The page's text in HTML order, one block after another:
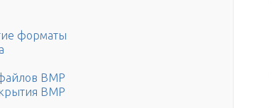
форматы
BMP
BMP